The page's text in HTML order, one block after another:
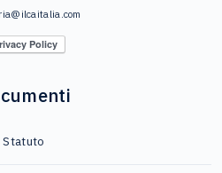
Statuto